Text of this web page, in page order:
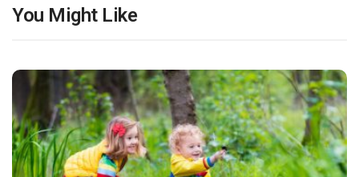
You Might Like